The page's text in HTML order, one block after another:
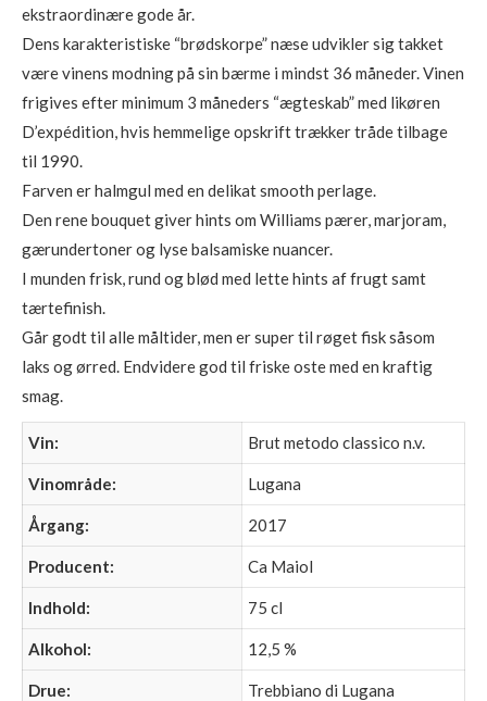
ekstraordinære gode år.
Dens karakteristiske “brødskorpe” næse udvikler sig takket
være vinens modning på sin bærme i mindst 36 måneder. Vinen
frigives efter minimum 3 måneders “ægteskab” med likøren
D’expédition, hvis hemmelige opskrift trækker tråde tilbage
til 1990.
Farven er halmgul med en delikat smooth perlage.
Den rene bouquet giver hints om Williams pærer, marjoram,
gærundertoner og lyse balsamiske nuancer.
I munden frisk, rund og blød med lette hints af frugt samt
tærtefinish.
Går godt til alle måltider, men er super til røget fisk såsom
laks og ørred. Endvidere god til friske oste med en kraftig
smag.
Vin: Brut metodo classico n.v.
Vinområde: Lugana
Årgang: 2017
Producent: Ca Maiol
Indhold: 75 cl
Alkohol: 12,5 %
Drue: Trebbiano di Lugana